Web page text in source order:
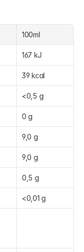
100ml
167 kJ
39 kcal
<0,5 g
0 g
9,0 g
9,0 g
0,5 g
<0,01 g